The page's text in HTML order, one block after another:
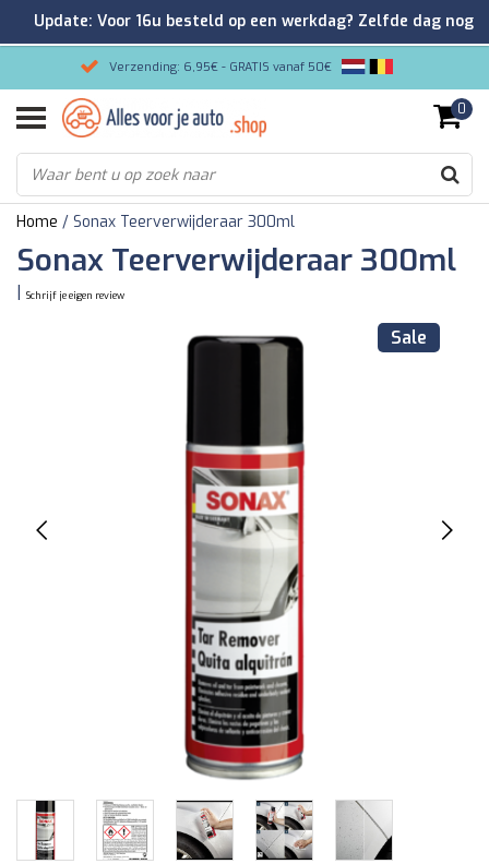
Verzending: 6,95€ - GRATIS vanaf 50€
Gemakkelijk bestellen/Veilig betalen
9.2/10 Klantenrating via Kiyoh!
0
Home / Sonax Teerverwijderaar 300ml
Sonax Teerverwijderaar 300ml
Schrijf je eigen review
Sale
Update: Voor 16u besteld op een werkdag? Zelfde dag nog
verzonden!